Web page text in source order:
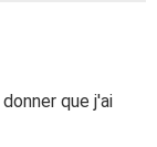
que j'ai